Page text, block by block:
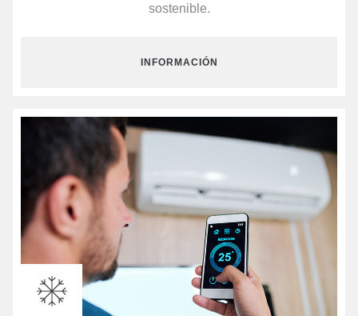
sostenible.
INFORMACIÓN